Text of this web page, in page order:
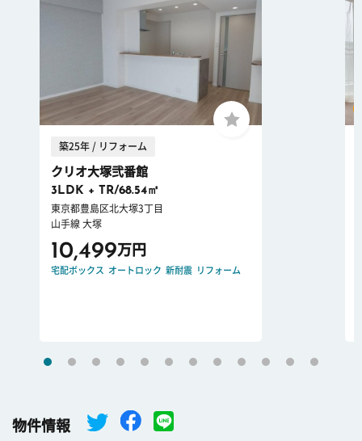
築25年 / リフォーム
クリオ大塚弐番館
3LDK + TR/68.54㎡
東京都豊島区北大塚3丁目
山手線 大塚
10,499万円
宅配ボックス オートロック 新耐震 リフォーム
物件情報